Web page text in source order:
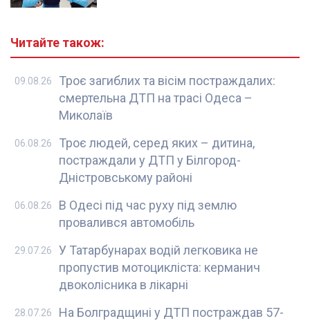
Читайте також:
Троє загиблих та вісім постраждалих:
смертельна ДТП на трасі Одеса –
Миколаїв
09.08.26
Троє людей, серед яких – дитина,
постраждали у ДТП у Білгород-
Дністровському районі
06.08.26
В Одесі під час руху під землю
провалився автомобіль
06.08.26
У Татарбунарах водій легковика не
пропустив мотоцикліста: керманич
двоколісника в лікарні
29.07.26
На Болградщині у ДТП постраждав 57-
28.07.26